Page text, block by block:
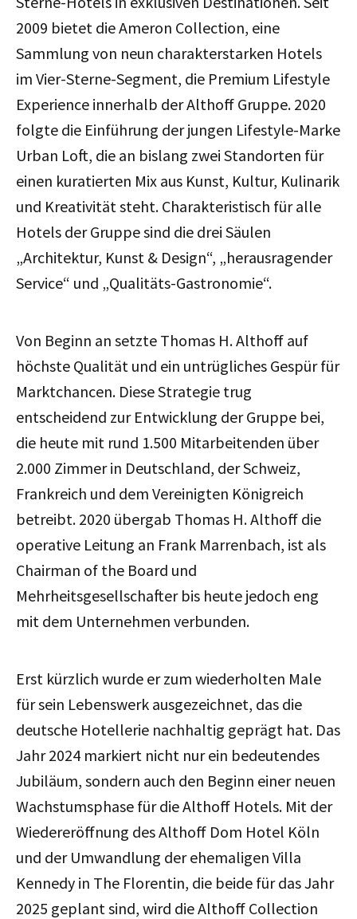
2009 bietet die Ameron Collection, eine
Sammlung von neun charakterstarken Hotels
im Vier-Sterne-Segment, die Premium Lifestyle
Experience innerhalb der Althoff Gruppe. 2020
folgte die Einführung der jungen Lifestyle-Marke
Urban Loft, die an bislang zwei Standorten für
einen kuratierten Mix aus Kunst, Kultur, Kulinarik
und Kreativität steht. Charakteristisch für alle
Hotels der Gruppe sind die drei Säulen
„Architektur, Kunst & Design“, „herausragender
Service“ und „Qualitäts-Gastronomie“.
Von Beginn an setzte Thomas H. Althoff auf
höchste Qualität und ein untrügliches Gespür für
Marktchancen. Diese Strategie trug
entscheidend zur Entwicklung der Gruppe bei,
die heute mit rund 1.500 Mitarbeitenden über
2.000 Zimmer in Deutschland, der Schweiz,
Frankreich und dem Vereinigten Königreich
betreibt. 2020 übergab Thomas H. Althoff die
operative Leitung an Frank Marrenbach, ist als
Chairman of the Board und
Mehrheitsgesellschafter bis heute jedoch eng
mit dem Unternehmen verbunden.
Erst kürzlich wurde er zum wiederholten Male
für sein Lebenswerk ausgezeichnet, das die
deutsche Hotellerie nachhaltig geprägt hat. Das
Jahr 2024 markiert nicht nur ein bedeutendes
Jubiläum, sondern auch den Beginn einer neuen
Wachstumsphase für die Althoff Hotels. Mit der
Wiedereröffnung des Althoff Dom Hotel Köln
und der Umwandlung der ehemaligen Villa
Kennedy in The Florentin, die beide für das Jahr
2025 geplant sind, wird die Althoff Collection